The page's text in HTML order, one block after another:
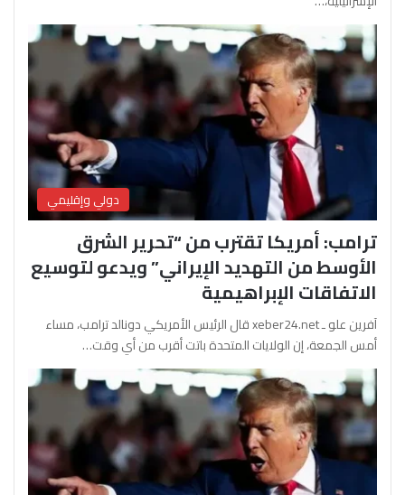
دولي وإقليمي
ترامب: أمريكا تقترب من “تحرير الشرق
الأوسط من التهديد الإيراني” ويدعو لتوسيع
الاتفاقات الإبراهيمية
آفرين علو ـ xeber24.net قال الرئيس الأمريكي دونالد ترامب، مساء
أمس الجمعة، إن الولايات المتحدة باتت أقرب من أي وقت…